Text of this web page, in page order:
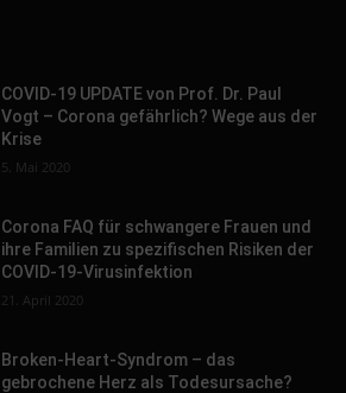
COVID-19 UPDATE von Prof. Dr. Paul
Vogt – Corona gefährlich? Wege aus der
Krise
5. Mai 2020
Corona FAQ für schwangere Frauen und
ihre Familien zu spezifischen Risiken der
COVID-19-Virusinfektion
21. April 2020
Broken-Heart-Syndrom – das
gebrochene Herz als Todesursache?